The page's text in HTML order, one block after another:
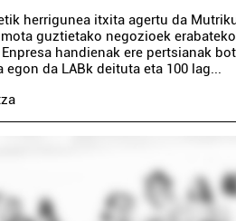
herrigunea itxita agertu da
guztietako negozioek
handienak ere pertsianak
egon da LABk deituta eta 100 lag...